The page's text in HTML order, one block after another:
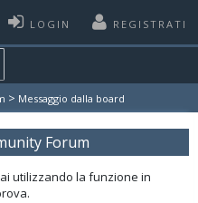
LOGIN REGISTRATI
> Messaggio dalla board
Forum
utilizzando la funzione in